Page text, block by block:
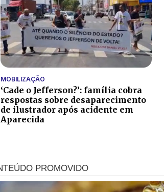
MOBILIZAÇÃO
‘Cade o Jefferson?’: família cobra
respostas sobre desaparecimento
de ilustrador após acidente em
Aparecida